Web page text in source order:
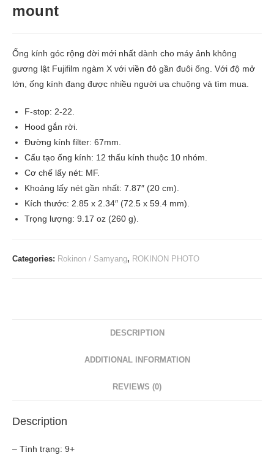
mount
Ống kính góc rộng đời mới nhất dành cho máy ảnh không
gương lật Fujifilm ngàm X với viền đỏ gần đuôi ống. Với độ mở
lớn, ống kính đang được nhiều người ưa chuộng và tìm mua.
F-stop: 2-22.
Hood gắn rời.
Đường kính filter: 67mm.
Cấu tạo ống kính: 12 thấu kính thuộc 10 nhóm.
Cơ chế lấy nét: MF.
Khoảng lấy nét gần nhất: 7.87″ (20 cm).
Kích thước: 2.85 x 2.34″ (72.5 x 59.4 mm).
Trọng lượng: 9.17 oz (260 g).
Categories: Rokinon / Samyang, ROKINON PHOTO
DESCRIPTION
ADDITIONAL INFORMATION
REVIEWS (0)
Description
– Tình trạng: 9+